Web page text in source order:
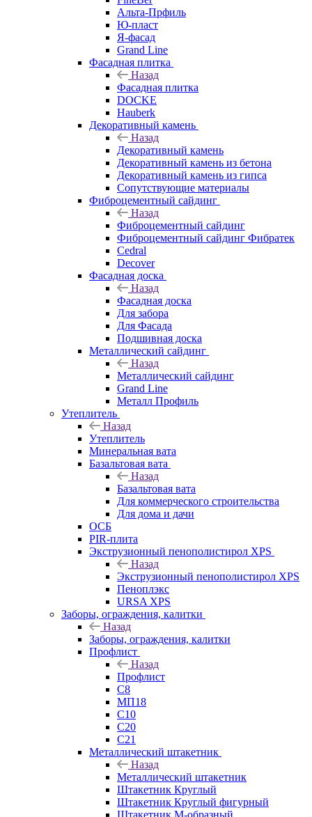
Альта-Прфиль
Ю-пласт
Я-фасад
Grand Line
Фасадная плитка
Назад
Фасадная плитка
DOCKE
Hauberk
Декоративный камень
Назад
Декоративный камень
Декоративный камень из бетона
Декоративный камень из гипса
Сопутствующие материалы
Фиброцементный сайдинг
Назад
Фиброцементный сайдинг
Фиброцементный сайдинг Фибратек
Cedral
Decover
Фасадная доска
Назад
Фасадная доска
Для забора
Для Фасада
Подшивная доска
Металлический сайдинг
Назад
Металлический сайдинг
Grand Line
Металл Профиль
Утеплитель
Назад
Утеплитель
Минеральная вата
Базальтовая вата
Назад
Базальтовая вата
Для коммерческого строительства
Для дома и дачи
ОСБ
PIR-плита
Экструзионный пенополистирол XPS
Назад
Экструзионный пенополистирол XPS
Пеноплэкс
URSA XPS
Заборы, ограждения, калитки
Назад
Заборы, ограждения, калитки
Профлист
Назад
Профлист
С8
МП18
С10
С20
С21
Металлический штакетник
Назад
Металлический штакетник
Штакетник Круглый
Штакетник Круглый фигурный
Штакетник М-образный